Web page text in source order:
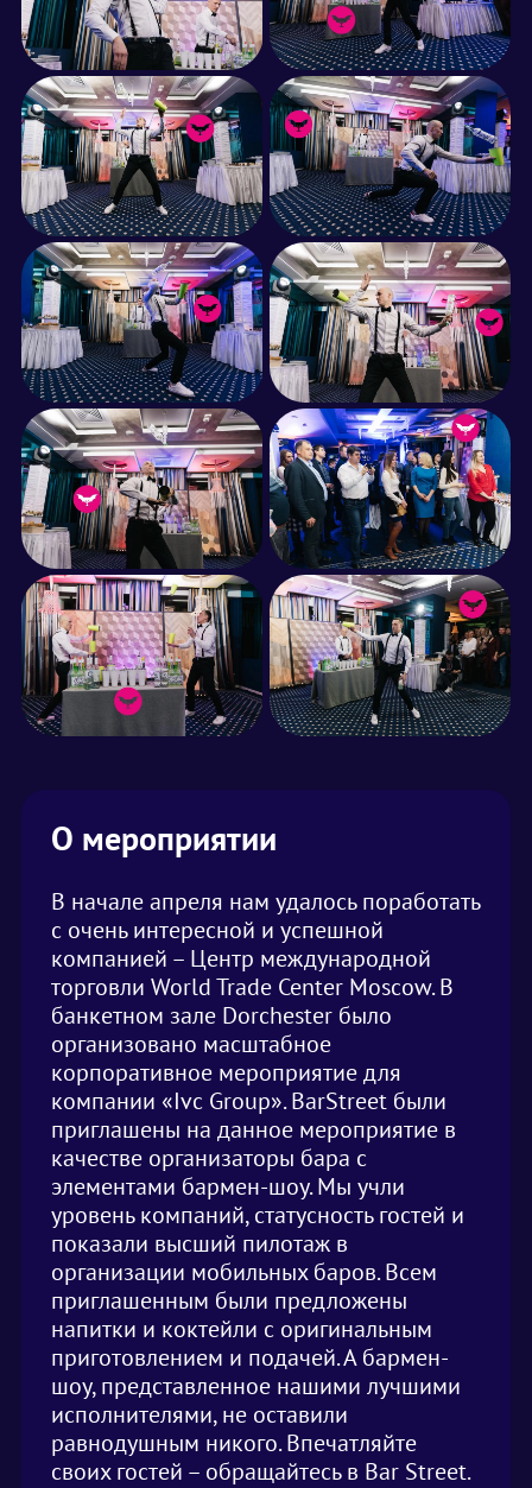
О мероприятии
В начале апреля нам удалось поработать
с очень интересной и успешной
компанией – Центр международной
торговли World Trade Center Moscow. В
банкетном зале Dorchester было
организовано масштабное
корпоративное мероприятие для
компании «Ivc Group». BarStreet были
приглашены на данное мероприятие в
качестве организаторы бара с
элементами бармен-шоу. Мы учли
уровень компаний, статусность гостей и
показали высший пилотаж в
организации мобильных баров. Всем
приглашенным были предложены
напитки и коктейли с оригинальным
приготовлением и подачей. А бармен-
шоу, представленное нашими лучшими
исполнителями, не оставили
равнодушным никого. Впечатляйте
своих гостей – обращайтесь в Bar Street.